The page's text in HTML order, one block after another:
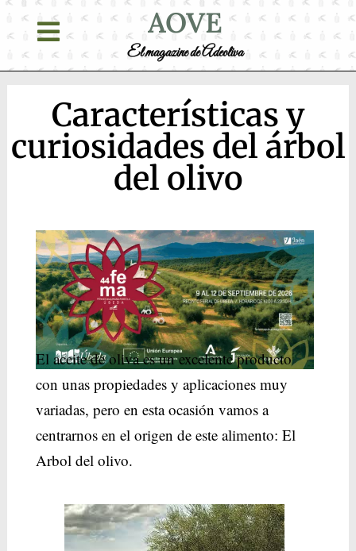
AOVE
El magazine de Adeoliva
Características y
curiosidades del árbol
del olivo
El aceite de oliva es un excelente producto
con unas propiedades y aplicaciones muy
variadas, pero en esta ocasión vamos a
centrarnos en el origen de este alimento: El
Arbol del olivo.